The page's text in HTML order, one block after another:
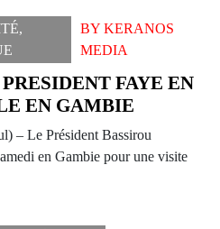
,
BYKERANOS
MEDIA
FAYE EN
EN GAMBIE
– Le Président Bassirou
en Gambie pour une visite